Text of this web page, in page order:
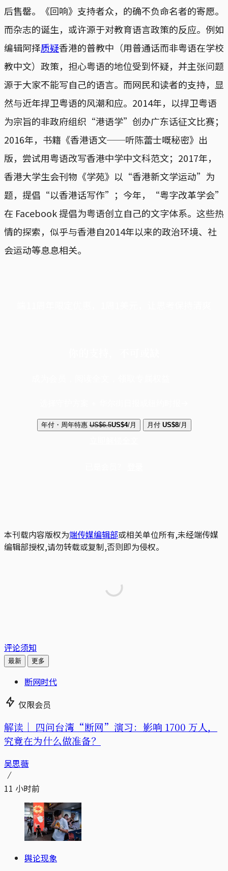
后售罄。《回响》支持者众，的确不负命名者的寄愿。
而杂志的诞生，或许源于对教育语言政策的反应。例如
编辑阿择质疑香港的普教中（用普通话而非粤语在学校
教中文）政策，担心粤语的地位受到怀疑，并主张问题
源于大家不能写自己的语言。而网民和读者的支持，显
然与近年捍卫粤语的风潮和应。2014年，以捍卫粤语
为宗旨的非政府组织“港语学”创办广东话征文比赛；
2016年，书籍《香港语文──听陈蕾士嘅秘密》出
版，尝试用粤语改写香港中学中文科范文；2017年，
香港大学生会刊物《学苑》以“香港新文学运动”为
题，提倡“以香港话写作”；今年，“粤字改革学会”
在 Facebook 提倡为粤语创立自己的文字体系。这些热
情的探索，似乎与香港自2014年以来的政治环境、社
会运动等息息相关。
年付・周年特惠 US$6.5US$4/月 月付 US$8/月
本刊载内容版权为端传媒编辑部或相关单位所有,未经端传媒
编辑部授权,请勿转载或复制,否则即为侵权。
评论须知
最新 更多
断网时代
仅限会员
解读｜ 四问台湾“断网”演习：影响 1700 万人，
究竟在为什么做准备？
吴思薇
11 小时前
舆论现象